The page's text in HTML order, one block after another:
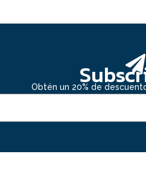
Obtén un 20% de